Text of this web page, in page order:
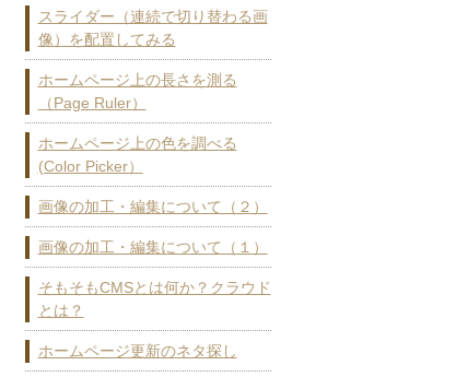
スライダー（連続で切り替わる画
像）を配置してみる
ホームページ上の長さを測る
（Page Ruler）
ホームページ上の色を調べる
(Color Picker）
画像の加工・編集について（２）
画像の加工・編集について（１）
そもそもCMSとは何か？クラウド
とは？
ホームページ更新のネタ探し